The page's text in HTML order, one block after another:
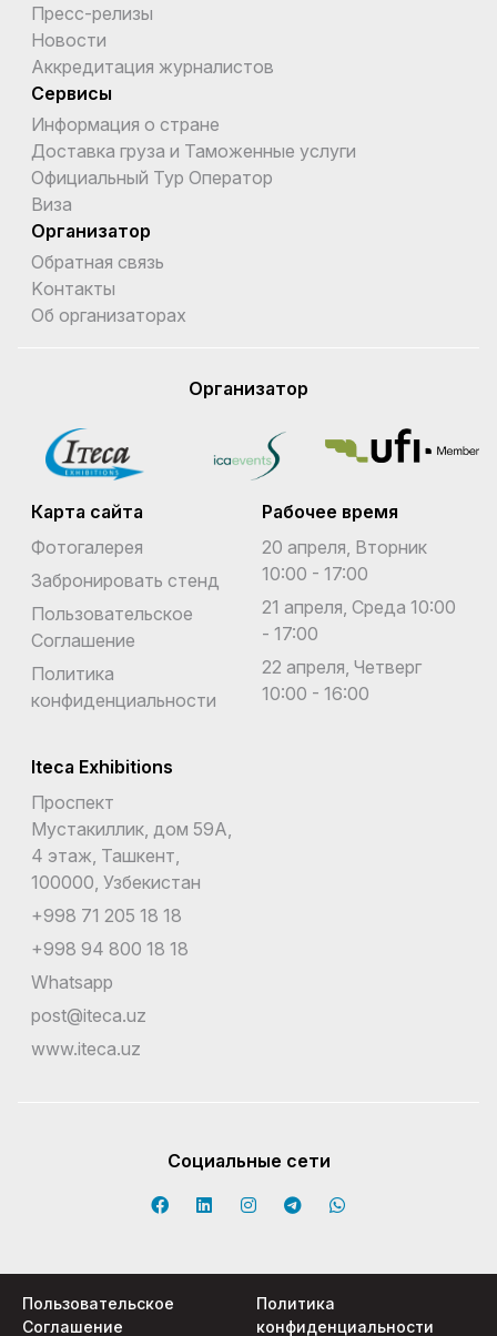
Пресс-релизы
Новости
Аккредитация журналистов
Сервисы
Информация о стране
Доставка груза и Таможенные услуги
Официальный Тур Оператор
Виза
Организатор
Обратная связь
Kонтакты
Об организаторах
Организатор
Карта сайта
Фотогалерея
Забронировать стенд
Пользовательское
Соглашение
Политика
конфиденциальности
Рабочее время
20 апреля, Вторник
10:00 - 17:00
21 апреля, Среда 10:00
- 17:00
22 апреля, Четверг
10:00 - 16:00
Iteca Exhibitions
Проспект
Мустакиллик, дом 59А,
4 этаж, Ташкент,
100000, Узбекистан
+998 71 205 18 18
+998 94 800 18 18
Whatsapp
post@iteca.uz
www.iteca.uz
Социальные сети
Пользовательское
Соглашение
Политика
конфиденциальности